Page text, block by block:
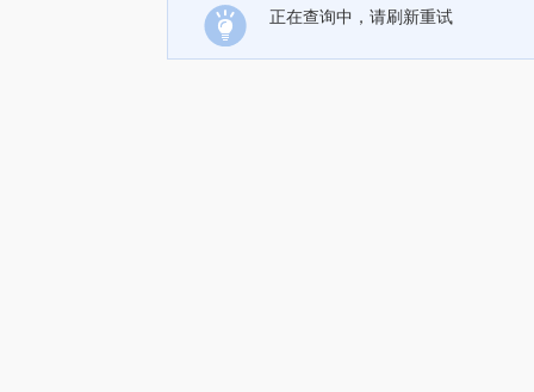
正在查询中，请刷新重试